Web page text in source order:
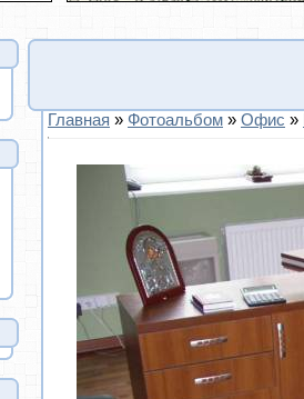
Главная » Фотоальбом » Офис »